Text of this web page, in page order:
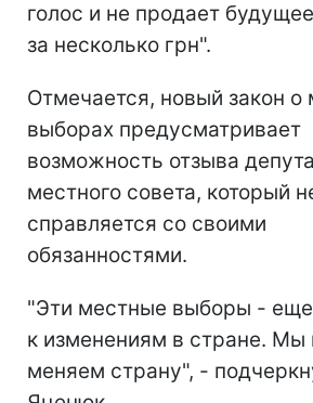
голос и не продает
за несколько грн".
Отмечается, новый закон о
выборах предусматривает
возможность отзыва
местного совета, который
справляется со своими
обязанностями.
"Эти местные выборы -
к изменениям в стране. Мы
меняем страну", -